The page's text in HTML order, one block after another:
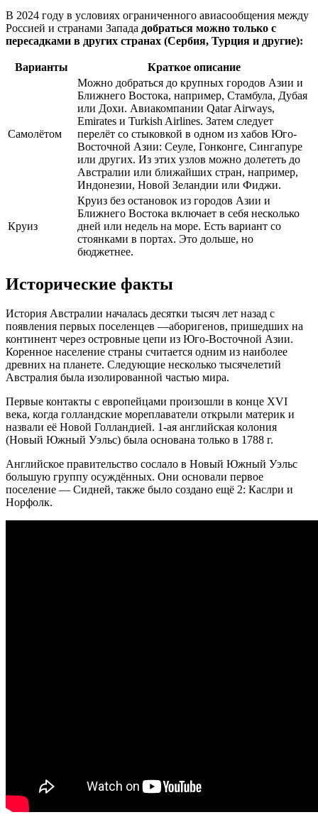
В 2024 году в условиях ограниченного авиасообщения между
Россией и странами Запада добраться можно только с
пересадками в других странах (Сербия, Турция и другие):
Варианты Краткое описание
Самолётом
Можно добраться до крупных городов Азии и
Ближнего Востока, например, Стамбула, Дубая
или Дохи. Авиакомпании Qatar Airways,
Emirates и Turkish Airlines. Затем следует
перелёт со стыковкой в одном из хабов Юго-
Восточной Азии: Сеуле, Гонконге, Сингапуре
или других. Из этих узлов можно долететь до
Австралии или ближайших стран, например,
Индонезии, Новой Зеландии или Фиджи.
Круиз
Круиз без остановок из городов Азии и
Ближнего Востока включает в себя несколько
дней или недель на море. Есть вариант со
стоянками в портах. Это дольше, но
бюджетнее.
Исторические факты
История Австралии началась десятки тысяч лет назад с
появления первых поселенцев —аборигенов, пришедших на
континент через островные цепи из Юго-Восточной Азии.
Коренное население страны считается одним из наиболее
древних на планете. Следующие несколько тысячелетий
Австралия была изолированной частью мира.
Первые контакты с европейцами произошли в конце XVI
века, когда голландские мореплаватели открыли материк и
назвали её Новой Голландией. 1-ая английская колония
(Новый Южный Уэльс) была основана только в 1788 г.
Английское правительство сослало в Новый Южный Уэльс
большую группу осуждённых. Они основали первое
поселение — Сидней, также было создано ещё 2: Каслри и
Норфолк.